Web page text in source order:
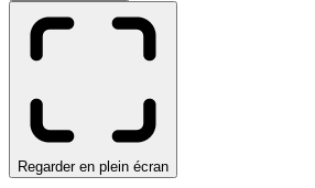
Regarder en plein écran